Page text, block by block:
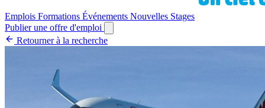
Emplois Formations Événements Nouvelles Stages
Publier une offre d'emploi
Retourner à la recherche